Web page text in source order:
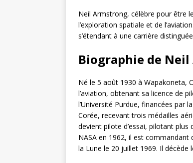
Neil Armstrong, célèbre pour être
l’exploration spatiale et de
s’étendant à une carrière
Biographie de
Né le 5 août 1930 à Wapakoneta,
l’aviation, obtenant sa licence de
l’Université Purdue, financées par
Corée, recevant trois médailles
devient pilote d’essai, pilotant plus
NASA en 1962, il est
la Lune le 20 juillet 1969. Il décède